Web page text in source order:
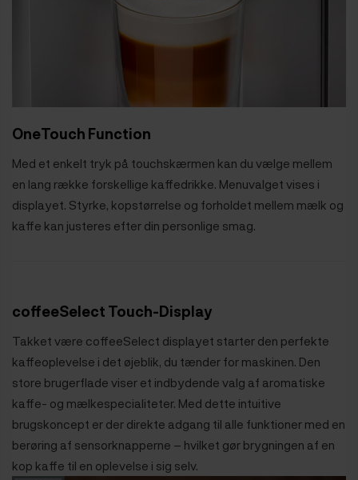
OneTouch Function
Med et enkelt tryk på touchskærmen kan du vælge mellem
en lang række forskellige kaffedrikke. Menuvalget vises i
displayet. Styrke, kopstørrelse og forholdet mellem mælk og
kaffe kan justeres efter din personlige smag.
coffeeSelect Touch-Display
Takket være coffeeSelect displayet starter den perfekte
kaffeoplevelse i det øjeblik, du tænder for maskinen. Den
store brugerflade viser et indbydende valg af aromatiske
kaffe- og mælkespecialiteter. Med dette intuitive
brugskoncept er der direkte adgang til alle funktioner med en
berøring af sensorknapperne – hvilket gør brygningen af en
kop kaffe til en oplevelse i sig selv.